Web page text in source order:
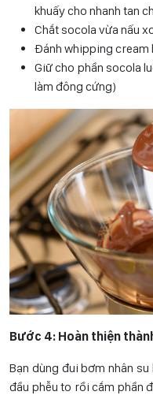
khuấy cho nhanh tan
Chắt socola vừa nấu
Đánh whipping
Giữ cho phần socola
làm đông cứng)
Bước 4: Hoàn thiện
Bạn dùng đui bơm nhân
đầu phễu to rồi cắm phần